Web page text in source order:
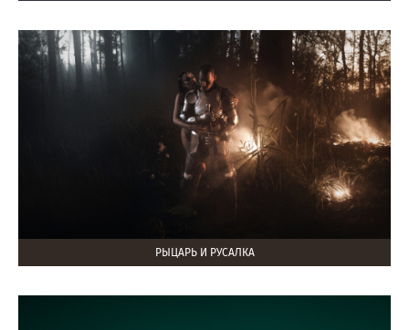
РЫЦАРЬ И РУСАЛКА